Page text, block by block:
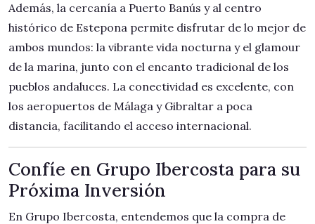
Además, la cercanía a Puerto Banús y al centro
histórico de Estepona permite disfrutar de lo mejor de
ambos mundos: la vibrante vida nocturna y el glamour
de la marina, junto con el encanto tradicional de los
pueblos andaluces. La conectividad es excelente, con
los aeropuertos de Málaga y Gibraltar a poca
distancia, facilitando el acceso internacional.
Confíe en Grupo Ibercosta para su
Próxima Inversión
En Grupo Ibercosta, entendemos que la compra de